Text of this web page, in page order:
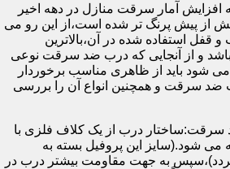
آمار سرقت منازل در دهه اخیر
از پیش پرنگ تر شده است،از این رو می
استفاده شده در آن،بالاترین
باشد و از آنجایی که درب ضد سرقت نوعی
باید از ظاهری مناسب برخوردار
ضد سرقت و همچنین انواع آن را بررسی
سرقت:ساختار درب از یک کلاف فلزی با
می شود.(سایز این پروفیل بسته به
به جهت مقاومت بیشتر درب در